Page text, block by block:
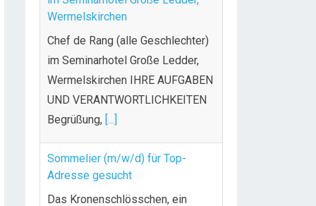
Wermelskirchen
Chef de Rang (alle Geschlechter)
im Seminarhotel Große Ledder,
Wermelskirchen IHRE AUFGABEN
UND VERANTWORTLICHKEITEN
Begrüßung, [...]
Sommelier (m/w/d) für Top-
Adresse gesucht
Das Kronenschlösschen, ein